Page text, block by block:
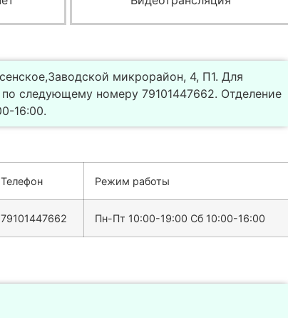
микрорайон, 4, П1. Для
следующему номеру 79101447662. Отделение
16:00.
Телефон Режим работы
79101447662 Пн-Пт 10:00-19:00 Сб 10:00-16:00